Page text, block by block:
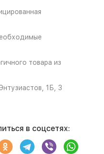
товара из
1Б, 3
в соцсетях: